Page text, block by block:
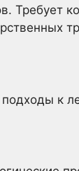
Требует
к